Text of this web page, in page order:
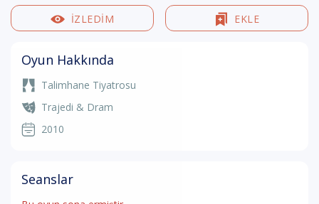
İZLEDİM EKLE
Oyun Hakkında
Talimhane Tiyatrosu
Trajedi & Dram
2010
Seanslar